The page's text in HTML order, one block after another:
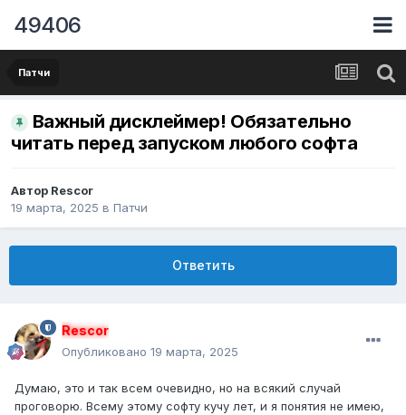
49406
Патчи
Важный дисклеймер! Обязательно
читать перед запуском любого софта
Автор Rescor
19 марта, 2025 в Патчи
Ответить
Rescor
Опубликовано 19 марта, 2025
Думаю, это и так всем очевидно, но на всякий случай
проговорю. Всему этому софту кучу лет, и я понятия не имею,